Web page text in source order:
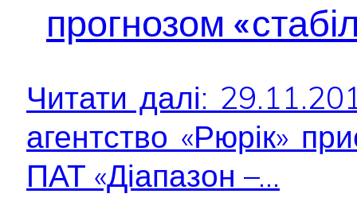
прогнозом
Читати далі:
агентство «Рюрік»
ПАТ «Діапазон –...